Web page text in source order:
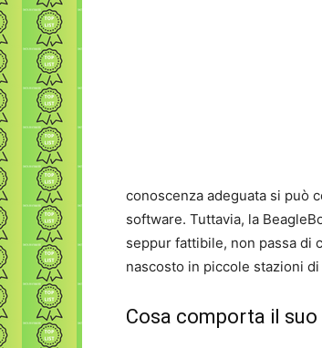
conoscenza adeguata si può
software. Tuttavia, la
seppur fattibile, non passa di
nascosto in piccole stazioni
Cosa comporta il